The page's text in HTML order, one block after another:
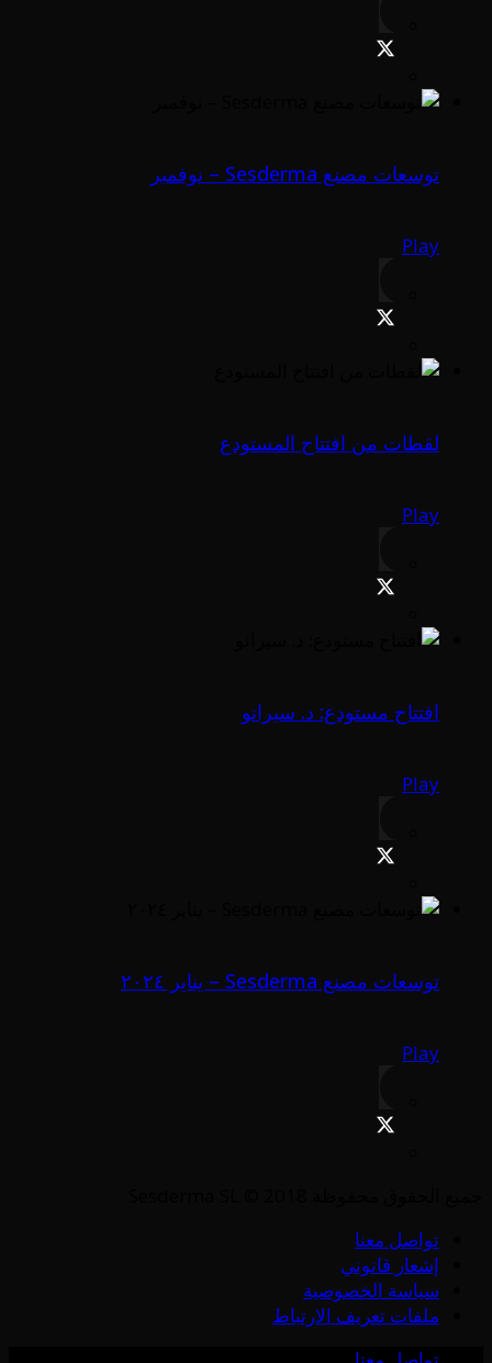
توسعات مصنع Sesderma – نوفمبر
Play
لقطات من افتتاح المستودع
Play
افتتاح مستودع: د. سيرانو
Play
توسعات مصنع Sesderma – يناير ٢٠٢٤
Play
تواصل معنا
إشعار قانوني
سياسة الخصوصية
ملفات تعريف الارتباط